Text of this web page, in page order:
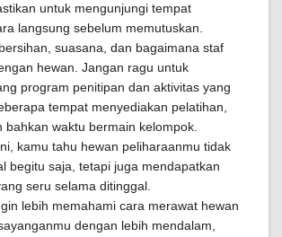
untuk mengunjungi tempat
langsung sebelum memutuskan.
suasana, dan bagaimana staf
hewan. Jangan ragu untuk
program penitipan dan aktivitas yang
tempat menyediakan pelatihan,
bahkan waktu bermain kelompok.
kamu tahu hewan peliharaanmu tidak
begitu saja, tetapi juga mendapatkan
seru selama ditinggal.
lebih memahami cara merawat hewan
dengan lebih mendalam,